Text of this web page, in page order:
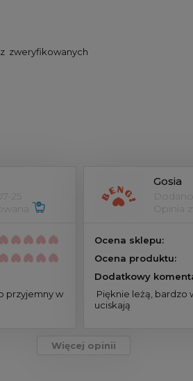
zweryfikowanych
25
Gosia
Opinia
Ocena sklepu:
Ocena produktu:
Dodatkowy
uciskają
Więcej opinii